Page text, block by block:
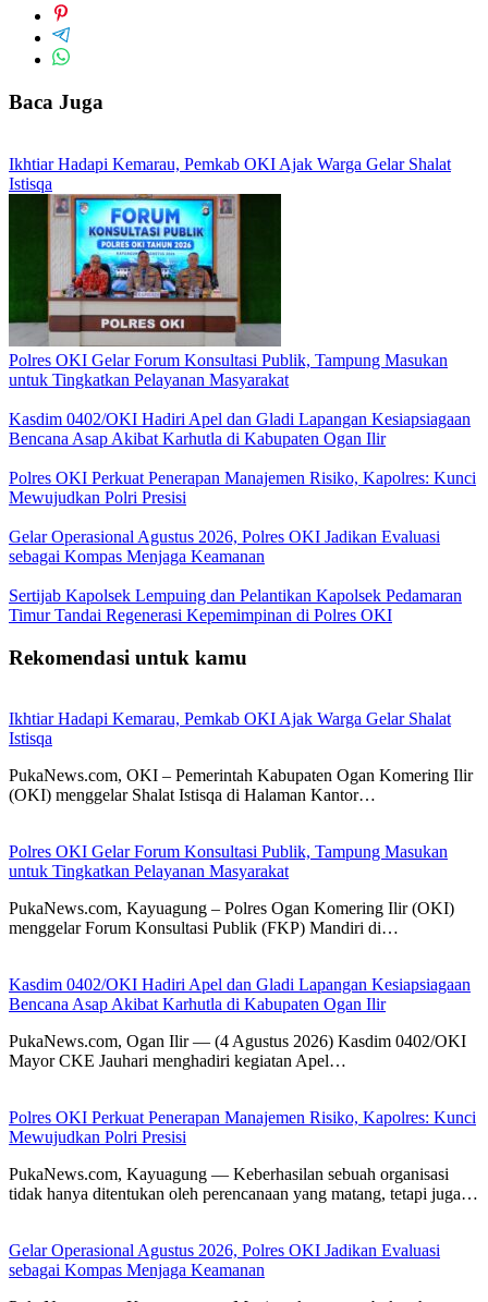
Baca Juga
Ikhtiar Hadapi Kemarau, Pemkab OKI Ajak Warga Gelar Shalat
Istisqa
Polres OKI Gelar Forum Konsultasi Publik, Tampung Masukan
untuk Tingkatkan Pelayanan Masyarakat
Kasdim 0402/OKI Hadiri Apel dan Gladi Lapangan Kesiapsiagaan
Bencana Asap Akibat Karhutla di Kabupaten Ogan Ilir
Polres OKI Perkuat Penerapan Manajemen Risiko, Kapolres: Kunci
Mewujudkan Polri Presisi
Gelar Operasional Agustus 2026, Polres OKI Jadikan Evaluasi
sebagai Kompas Menjaga Keamanan
Sertijab Kapolsek Lempuing dan Pelantikan Kapolsek Pedamaran
Timur Tandai Regenerasi Kepemimpinan di Polres OKI
Rekomendasi untuk kamu
Ikhtiar Hadapi Kemarau, Pemkab OKI Ajak Warga Gelar Shalat
Istisqa
PukaNews.com, OKI – Pemerintah Kabupaten Ogan Komering Ilir
(OKI) menggelar Shalat Istisqa di Halaman Kantor…
Polres OKI Gelar Forum Konsultasi Publik, Tampung Masukan
untuk Tingkatkan Pelayanan Masyarakat
PukaNews.com, Kayuagung – Polres Ogan Komering Ilir (OKI)
menggelar Forum Konsultasi Publik (FKP) Mandiri di…
Kasdim 0402/OKI Hadiri Apel dan Gladi Lapangan Kesiapsiagaan
Bencana Asap Akibat Karhutla di Kabupaten Ogan Ilir
PukaNews.com, Ogan Ilir — (4 Agustus 2026) Kasdim 0402/OKI
Mayor CKE Jauhari menghadiri kegiatan Apel…
Polres OKI Perkuat Penerapan Manajemen Risiko, Kapolres: Kunci
Mewujudkan Polri Presisi
PukaNews.com, Kayuagung — Keberhasilan sebuah organisasi
tidak hanya ditentukan oleh perencanaan yang matang, tetapi juga…
Gelar Operasional Agustus 2026, Polres OKI Jadikan Evaluasi
sebagai Kompas Menjaga Keamanan